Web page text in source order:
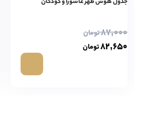
۸۷,۰۰۰تومان
۸۲,۶۵۰تومان